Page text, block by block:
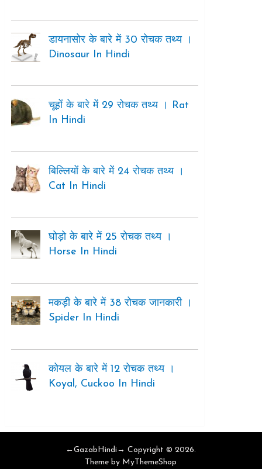
डायनासोर के बारे में 30 रोचक तथ्य ।
Dinosaur In Hindi
चूहों के बारे में 29 रोचक तथ्य । Rat
In Hindi
बिल्लियों के बारे में 24 रोचक तथ्य ।
Cat In Hindi
घोड़ो के बारे में 25 रोचक तथ्य ।
Horse In Hindi
मकड़ी के बारे में 38 रोचक जानकारी ।
Spider In Hindi
कोयल के बारे में 12 रोचक तथ्य ।
Koyal, Cuckoo In Hindi
←GazabHindi→Copyright © 2026.
Theme by MyThemeShop